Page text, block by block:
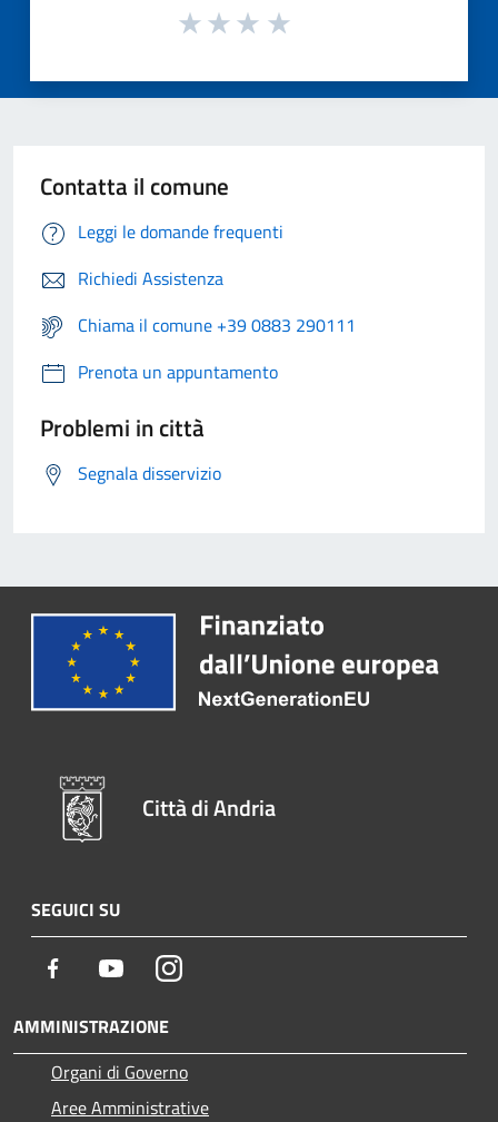
Contatta il comune
Leggi le domande frequenti
Richiedi Assistenza
Chiama il comune +39 0883 290111
Prenota un appuntamento
Problemi in città
Segnala disservizio
Città di Andria
SEGUICI SU
Facebook YoutubeInstagram
AMMINISTRAZIONE
Organi di Governo
Aree Amministrative